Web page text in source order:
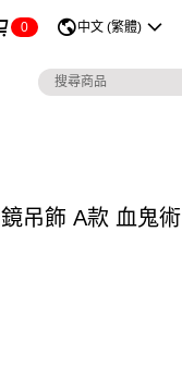
0 中文 (繁體)
吊飾 A款 血鬼術